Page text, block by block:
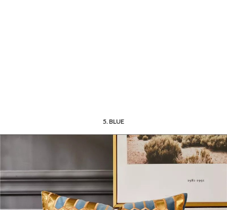
5. BLUE